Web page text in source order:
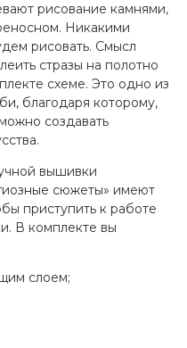
рисование камнями,
Никакими
рисовать. Смысл
стразы на полотно
схеме. Это одно из
благодаря которому,
создавать
вышивки
сюжеты» имеют
приступить к работе
В комплекте вы
слоем;